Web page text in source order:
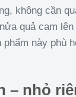
không cần
quả cam
này phù
– nhỏ